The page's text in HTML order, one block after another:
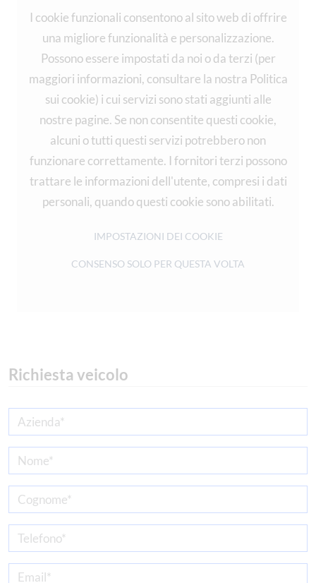
I cookie funzionali consentono al sito web di offrire
una migliore funzionalità e personalizzazione.
Possono essere impostati da noi o da terzi (per
maggiori informazioni, consultare la nostra Politica
sui cookie) i cui servizi sono stati aggiunti alle
nostre pagine. Se non consentite questi cookie,
alcuni o tutti questi servizi potrebbero non
funzionare correttamente. I fornitori terzi possono
trattare le informazioni dell'utente, compresi i dati
personali, quando questi cookie sono abilitati.
IMPOSTAZIONI DEI COOKIE
CONSENSO SOLO PER QUESTA VOLTA
Richiesta veicolo